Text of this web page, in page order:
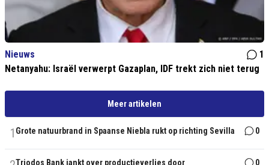
Nieuws
1
Netanyahu: Israël verwerpt Gazaplan, IDF trekt zich niet terug
Meer artikelen
1 Grote natuurbrand in Spaanse Niebla rukt op richting Sevilla 0
Triodos Bank jankt over productieverlies door
0